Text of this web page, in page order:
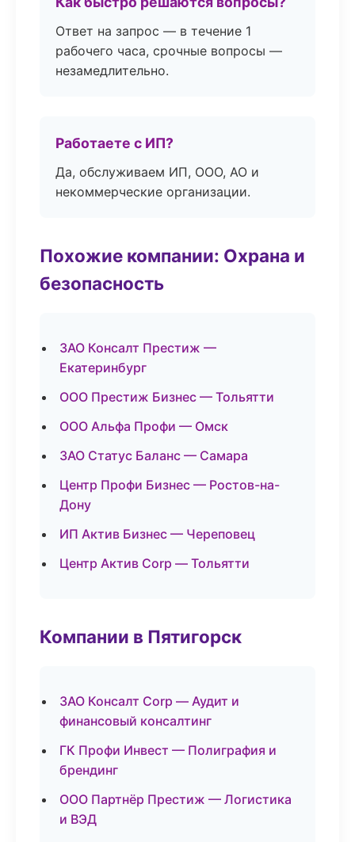
Ответ на запрос — в течение 1
рабочего часа, срочные вопросы —
незамедлительно.
Работаете с ИП?
Да, обслуживаем ИП, ООО, АО и
некоммерческие организации.
Похожие компании: Охрана и
безопасность
ЗАО Консалт Престиж —
Екатеринбург
ООО Престиж Бизнес — Тольятти
ООО Альфа Профи — Омск
ЗАО Статус Баланс — Самара
Центр Профи Бизнес — Ростов-на-
Дону
ИП Актив Бизнес — Череповец
Центр Актив Corp — Тольятти
Компании в Пятигорск
ЗАО Консалт Corp — Аудит и
финансовый консалтинг
ГК Профи Инвест — Полиграфия и
брендинг
ООО Партнёр Престиж — Логистика
и ВЭД